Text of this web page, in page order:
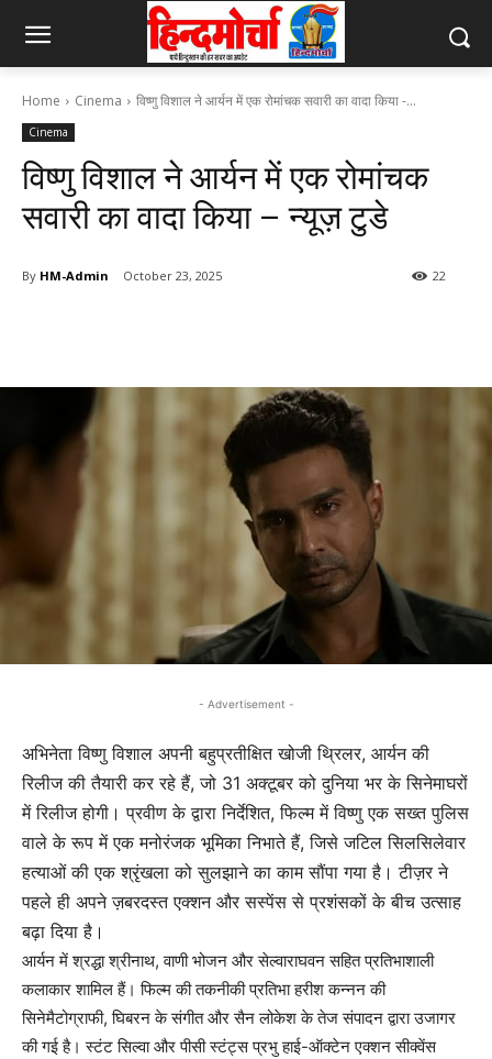
Home Cinema विष्णु विशाल ने आर्यन में एक रोमांचक सवारी का वादा किया -...
Cinema
विष्णु विशाल ने आर्यन में एक रोमांचक
सवारी का वादा किया – न्यूज़ टुडे
By HM-Admin October 23, 2025 22
- Advertisement -
अभिनेता विष्णु विशाल अपनी बहुप्रतीक्षित खोजी थ्रिलर, आर्यन की
रिलीज की तैयारी कर रहे हैं, जो 31 अक्टूबर को दुनिया भर के सिनेमाघरों
में रिलीज होगी। प्रवीण के द्वारा निर्देशित, फिल्म में विष्णु एक सख्त पुलिस
वाले के रूप में एक मनोरंजक भूमिका निभाते हैं, जिसे जटिल सिलसिलेवार
हत्याओं की एक श्रृंखला को सुलझाने का काम सौंपा गया है। टीज़र ने
पहले ही अपने ज़बरदस्त एक्शन और सस्पेंस से प्रशंसकों के बीच उत्साह
बढ़ा दिया है।
आर्यन में श्रद्धा श्रीनाथ, वाणी भोजन और सेल्वाराघवन सहित प्रतिभाशाली
कलाकार शामिल हैं। फिल्म की तकनीकी प्रतिभा हरीश कन्नन की
सिनेमैटोग्राफी, घिबरन के संगीत और सैन लोकेश के तेज संपादन द्वारा उजागर
की गई है। स्टंट सिल्वा और पीसी स्टंट्स प्रभु हाई-ऑक्टेन एक्शन सीक्वेंस